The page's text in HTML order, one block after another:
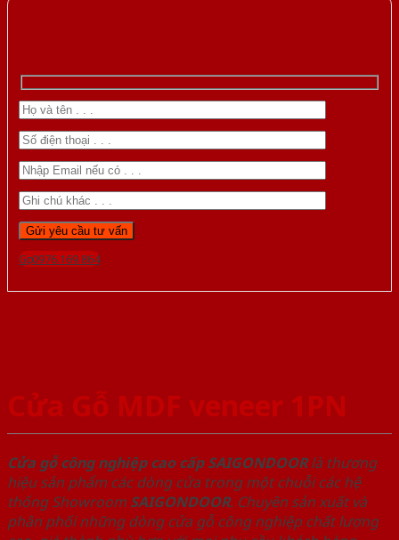
Gọi 0976.169.864
Cửa Gỗ MDF veneer 1PN
Cửa gỗ công nghiệp cao cấp SAIGONDOORlà thương
hiệu sản phẩm các dòng cửa trong một chuỗi các hệ
thống Showroom SAIGONDOOR. Chuyên sản xuất và
phân phối những dòng cửa gỗ công nghiệp chất lượng